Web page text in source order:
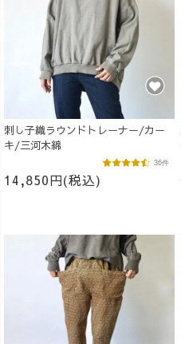
刺し子織ラウンドトレーナー/カー
キ/三河木綿
14,850円(税込)
36件